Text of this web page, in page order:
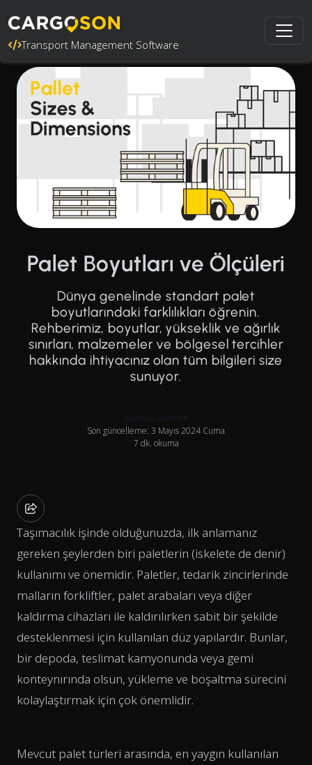
Transport Management Software
Palet Boyutları ve Ölçüleri
Dünya genelinde standart palet
boyutlarındaki farklılıkları öğrenin.
Rehberimiz, boyutlar, yükseklik ve ağırlık
sınırları, malzemeler ve bölgesel tercihler
hakkında ihtiyacınız olan tüm bilgileri size
sunuyor.
Rasmus Leichter
Son güncelleme: 3 Mayıs 2024 Cuma
7 dk. okuma
Taşımacılık işinde olduğunuzda, ilk anlamanız
gereken şeylerden biri paletlerin (iskelete de denir)
kullanımı ve önemidir. Paletler, tedarik zincirlerinde
malların forkliftler, palet arabaları veya diğer
kaldırma cihazları ile kaldırılırken sabit bir şekilde
desteklenmesi için kullanılan düz yapılardır. Bunlar,
bir depoda, teslimat kamyonunda veya gemi
konteynırında olsun, yükleme ve boşaltma sürecini
kolaylaştırmak için çok önemlidir.
Mevcut palet türleri arasında, en yaygın kullanılan